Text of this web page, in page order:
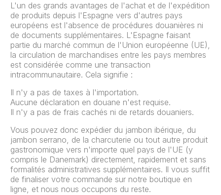
L'un des grands avantages de l'achat et de l'expédition
de produits depuis l'Espagne vers d'autres pays
européens est l'absence de procédures douanières ni
de documents supplémentaires. L'Espagne faisant
partie du marché commun de l'Union européenne (UE),
la circulation de marchandises entre les pays membres
est considérée comme une transaction
intracommunautaire. Cela signifie :
Il n'y a pas de taxes à l'importation.
Aucune déclaration en douane n'est requise.
Il n'y a pas de frais cachés ni de retards douaniers.
Vous pouvez donc expédier du jambon ibérique, du
jambon serrano, de la charcuterie ou tout autre produit
gastronomique vers n'importe quel pays de l'UE (y
compris le Danemark) directement, rapidement et sans
formalités administratives supplémentaires. Il vous suffit
de finaliser votre commande sur notre boutique en
ligne, et nous nous occupons du reste.